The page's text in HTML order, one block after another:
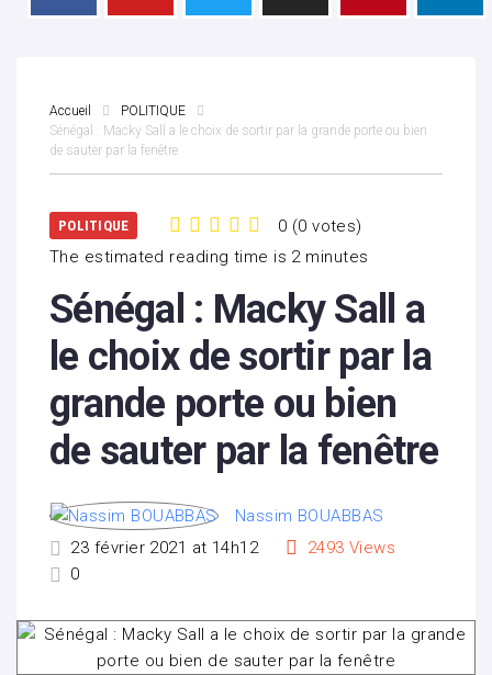
Accueil
POLITIQUE
Sénégal : Macky Sall a le choix de sortir par la grande porte ou bien
de sauter par la fenêtre
POLITIQUE 0 (0 votes)
The estimated reading time is 2 minutes
Sénégal : Macky Sall a
le choix de sortir par la
grande porte ou bien
de sauter par la fenêtre
Nassim BOUABBAS
23 février 2021 at 14h12
2493 Views
0